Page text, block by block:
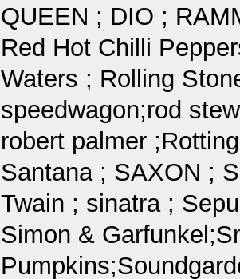
QUEEN ; DIO ;
Red Hot Chilli
Waters ; Rolling
speedwagon;rod
robert palmer
Santana ; SAXON ;
Twain ; sinatra ;
Simon &